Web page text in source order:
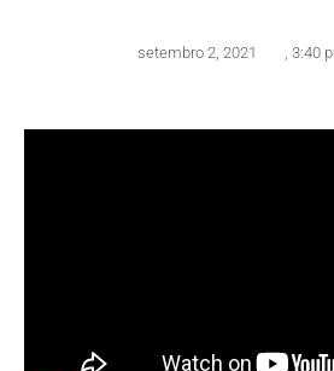
setembro 2, 2021 , 3:40